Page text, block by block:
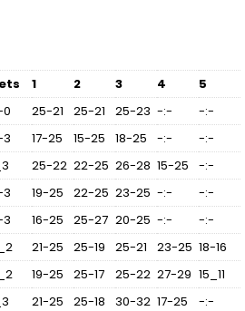
1 2 3 4
5
25-21 25-21 25-23 -:-
-:-
17-25 15-25 18-25 -:-
-:-
25-22 22-25 26-28 15-25
-:-
19-25 22-25 23-25 -:-
-:-
16-25 25-27 20-25 -:-
-:-
21-25 25-19 25-21 23-25 18-16
19-25 25-17 25-22 27-29 15_11
21-25 25-18 30-32 17-25
-:-